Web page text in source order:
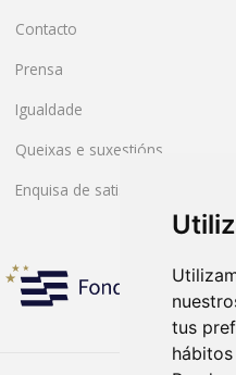
tus
Contacto
Prensa
Igualdade
Queixas e suxestións
Enquisa de satisfacción